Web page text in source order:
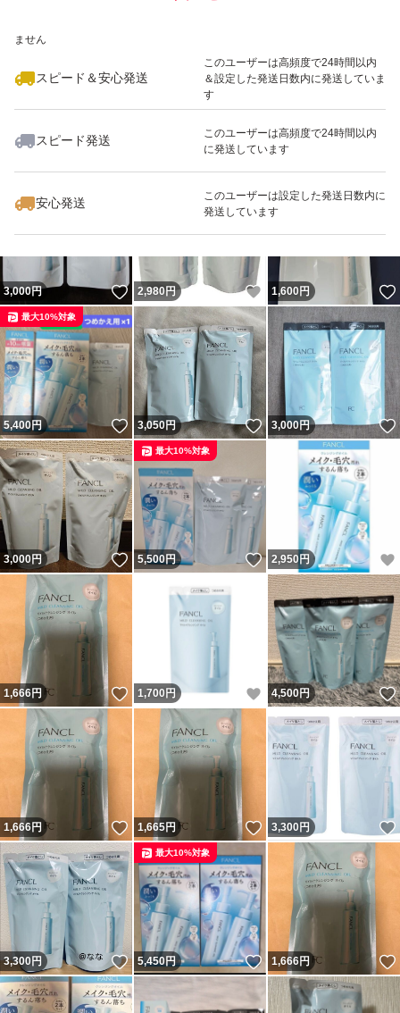
ません
スピード＆安心発送
このユーザーは高頻度で24時間以内
＆設定した発送日数内に発送していま
す
スピード発送
このユーザーは高頻度で24時間以内
に発送しています
安心発送
このユーザーは設定した発送日数内に
発送しています
いいね！
3,090
3,000円 いいね！
2,980円 いいね！
1,600円
5,400円 いいね！
最大10%対象
3,050円 いいね！
3,000円
3,000円 いいね！
5,500円 いいね！
最大10%対象
2,950円
1,666円 いいね！
1,700 円 いいね！
4,500円
1,666円 いいね！
1,665円 いいね！
3,300円
3,300円 いいね！
5,450円 いいね！
最大10%対象
1,666円